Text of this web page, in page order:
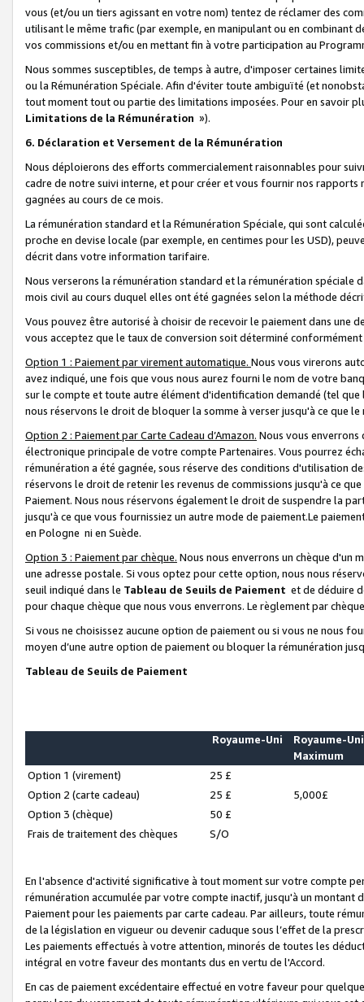
vous (et/ou un tiers agissant en votre nom) tentez de réclamer des
utilisant le même trafic (par exemple, en manipulant ou en combinant
vos commissions et/ou en mettant fin à votre participation au
Nous sommes susceptibles, de temps à autre, d'imposer certaines
ou la Rémunération Spéciale. Afin d'éviter toute ambiguïté (et
tout moment tout ou partie des limitations imposées. Pour en savoir
Limitations de la Rémunération »).
6. Déclaration et Versement de la Rémunération
Nous déploierons des efforts commercialement raisonnables pour
cadre de notre suivi interne, et pour créer et vous fournir nos
gagnées au cours de ce mois.
La rémunération standard et la Rémunération Spéciale, qui sont
proche en devise locale (par exemple, en centimes pour les USD),
décrit dans votre information tarifaire.
Nous verserons la rémunération standard et la rémunération spéciale
mois civil au cours duquel elles ont été gagnées selon la méthode
Vous pouvez être autorisé à choisir de recevoir le paiement dans une
vous acceptez que le taux de conversion soit déterminé
Option 1 : Paiement par virement automatique. Nous vous virerons
avez indiqué, une fois que vous nous aurez fourni le nom de votre
sur le compte et toute autre élément d'identification demandé (tel que
nous réservons le droit de bloquer la somme à verser jusqu'à ce que
Option 2 : Paiement par Carte Cadeau d’Amazon. Nous vous
électronique principale de votre compte Partenaires. Vous pourrez
rémunération a été gagnée, sous réserve des conditions d'utilisation
réservons le droit de retenir les revenus de commissions jusqu'à ce
Paiement. Nous nous réservons également le droit de suspendre la
jusqu'à ce que vous fournissiez un autre mode de paiement.Le
en Pologne ni en Suède.
Option 3 : Paiement par chèque. Nous nous enverrons un chèque d'un
une adresse postale. Si vous optez pour cette option, nous nous
seuil indiqué dans le Tableau de Seuils de Paiement et de déduire
pour chaque chèque que nous vous enverrons. Le règlement par
Si vous ne choisissez aucune option de paiement ou si vous ne nous
moyen d’une autre option de paiement ou bloquer la rémunération
Tableau de Seuils de Paiement
Royaume-Uni
Royaume-Uni
Maximum
Option 1 (virement)
25 £
Option 2 (carte cadeau)
25 £
5,000£
Option 3 (chèque)
50 £
Frais de traitement des chèques
S/O
En l'absence d'activité significative à tout moment sur votre compte
rémunération accumulée par votre compte inactif, jusqu'à un montant
Paiement pour les paiements par carte cadeau. Par ailleurs, toute
de la législation en vigueur ou devenir caduque sous l’effet de la
Les paiements effectués à votre attention, minorés de toutes les
intégral en votre faveur des montants dus en vertu de l'Accord.
En cas de paiement excédentaire effectué en votre faveur pour